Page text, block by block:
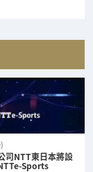
司NTT東日本將設
Sports